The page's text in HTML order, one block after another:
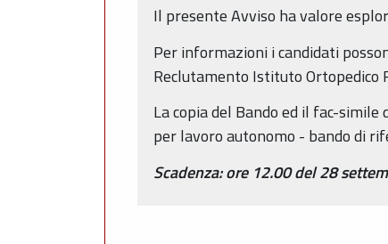
Il presente Avviso ha valore
Per informazioni i candidati
Reclutamento Istituto
La copia del Bando ed il fac-
per lavoro autonomo - bando di
Scadenza: ore 12.00 del 28